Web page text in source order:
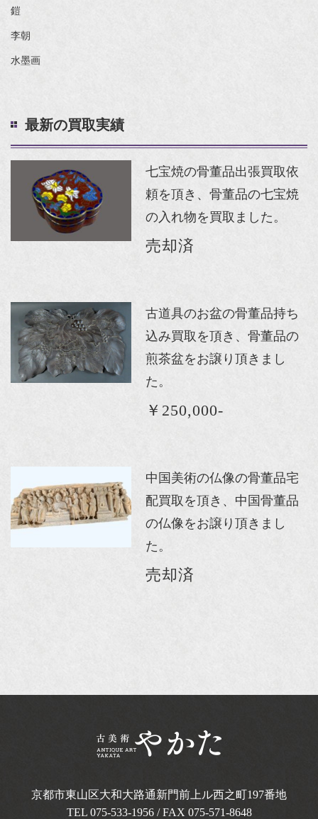
鎧
李朝
水墨画
最新の買取実績
七宝焼の骨董品出張買取依
頼を頂き、骨董品の七宝焼
の入れ物を買取ました。
売却済
古道具のお盆の骨董品持ち
込み買取を頂き、骨董品の
煎茶盆をお譲り頂きまし
た。
￥250,000-
中国美術の仏像の骨董品宅
配買取を頂き、中国骨董品
の仏像をお譲り頂きまし
た。
売却済
京都市東山区大和大路通新門前上ル西之町197番地
TEL 075-533-1956/ FAX 075-571-8648